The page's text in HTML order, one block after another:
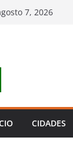
7, 2026
CIDADES